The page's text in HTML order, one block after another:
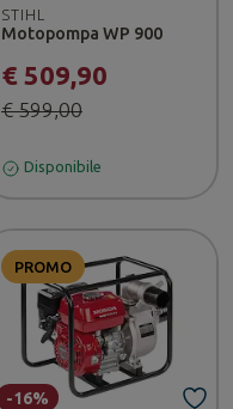
STIHL
Motopompa WP 900
€ 509,90
€ 599,00
Disponibile
PROMO
-16%